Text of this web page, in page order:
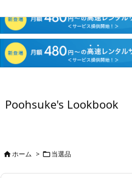
Poohsuke's Lookbook
ホーム > 当選品